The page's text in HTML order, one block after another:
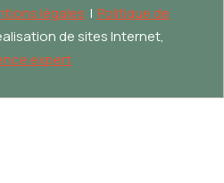
légales | Politique de
de sites Internet,